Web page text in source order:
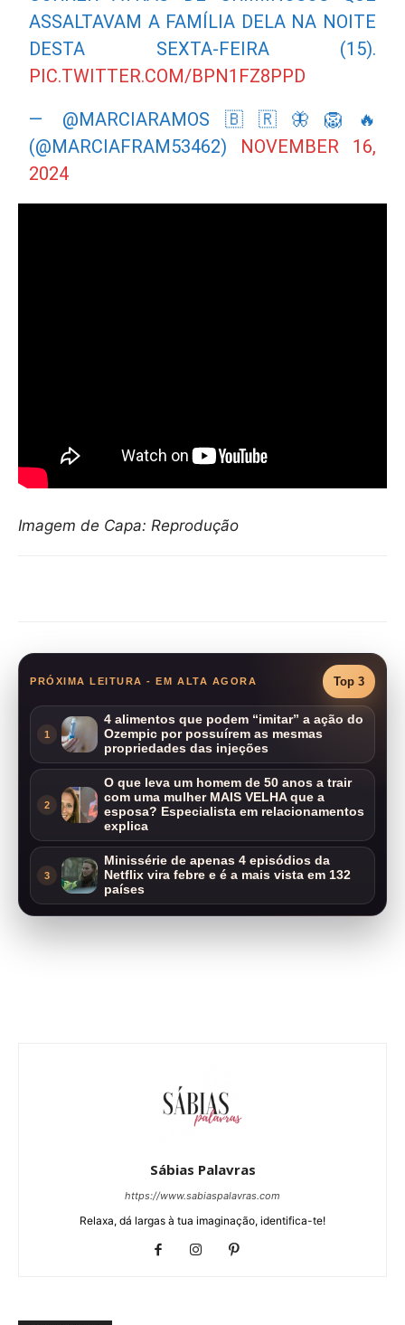
ASSALTAVAM A FAMÍLIA DELA NA NOITE
DESTA SEXTA-FEIRA (15).
PIC.TWITTER.COM/BPN1FZ8PPD
— @MARCIARAMOS🇧🇷🦋🦁🔥
(@MARCIAFRAM53462) NOVEMBER 16,
2024
Imagem de Capa: Reprodução
PRÓXIMA LEITURA - EM ALTA AGORA Top 3
1
4 alimentos que podem “imitar” a ação do
Ozempic por possuírem as mesmas
propriedades das injeções
2
O que leva um homem de 50 anos a trair
com uma mulher MAIS VELHA que a
esposa? Especialista em relacionamentos
explica
3
Minissérie de apenas 4 episódios da
Netflix vira febre e é a mais vista em 132
países
Sábias Palavras
https://www.sabiaspalavras.com
Relaxa, dá largas à tua imaginação, identifica-te!